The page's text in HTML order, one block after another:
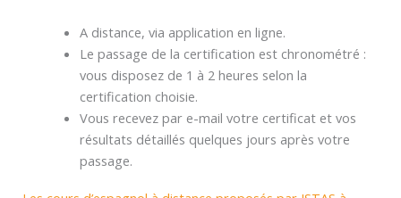
A distance, via application en ligne.
Le passage de la certification est chronométré :
vous disposez de 1 à 2 heures selon la
certification choisie.
Vous recevez par e-mail votre certificat et vos
résultats détaillés quelques jours après votre
passage.